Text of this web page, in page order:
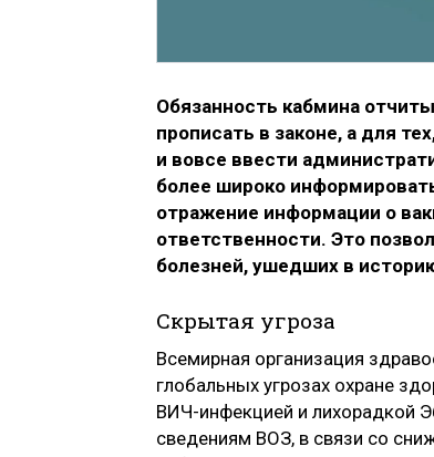
Обязанность кабмина
прописать в законе, а для
и вовсе ввести
более широко
отражение информации о
ответственности. Это
болезней, ушедших в
Скрытая угроза
Всемирная организация
глобальных угрозах охране
ВИЧ-инфекцией и лихорадкой
сведениям ВОЗ, в связи со